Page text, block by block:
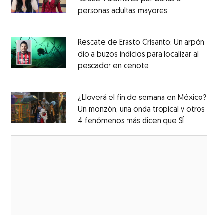
personas adultas mayores
Rescate de Erasto Crisanto: Un arpón
dio a buzos indicios para localizar al
pescador en cenote
¿Lloverá el fin de semana en México?
Un monzón, una onda tropical y otros
4 fenómenos más dicen que SÍ